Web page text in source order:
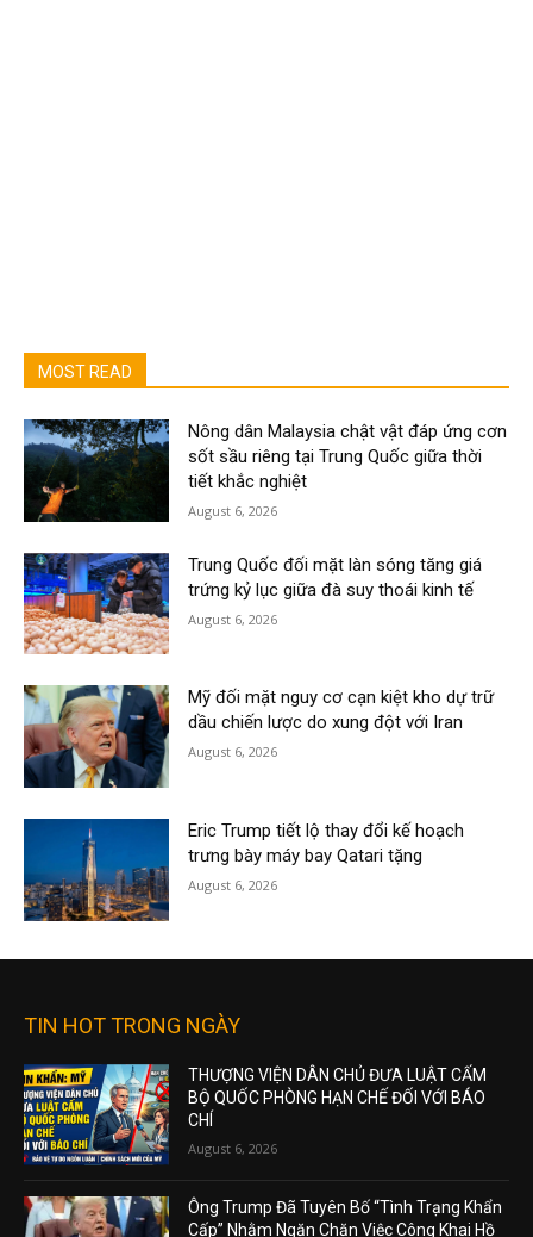
MOST READ
Nông dân Malaysia chật vật đáp ứng cơn
sốt sầu riêng tại Trung Quốc giữa thời
tiết khắc nghiệt
August 6, 2026
Trung Quốc đối mặt làn sóng tăng giá
trứng kỷ lục giữa đà suy thoái kinh tế
August 6, 2026
Mỹ đối mặt nguy cơ cạn kiệt kho dự trữ
dầu chiến lược do xung đột với Iran
August 6, 2026
Eric Trump tiết lộ thay đổi kế hoạch
trưng bày máy bay Qatari tặng
August 6, 2026
TIN HOT TRONG NGÀY
THƯỢNG VIỆN DÂN CHỦ ĐƯA LUẬT CẤM
BỘ QUỐC PHÒNG HẠN CHẾ ĐỐI VỚI BÁO
CHÍ
August 6, 2026
Ông Trump Đã Tuyên Bố “Tình Trạng Khẩn
Cấp” Nhằm Ngăn Chặn Việc Công Khai Hồ